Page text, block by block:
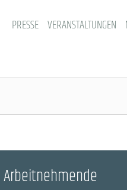
PRESSE VERANSTALTUNGEN
Arbeitnehmende